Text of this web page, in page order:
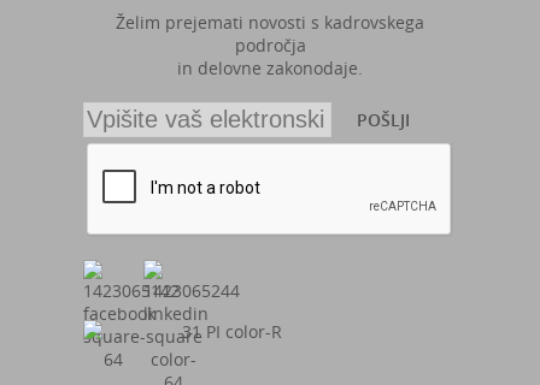
Želim prejemati novosti s kadrovskega
področja
in delovne zakonodaje.
POŠLJI